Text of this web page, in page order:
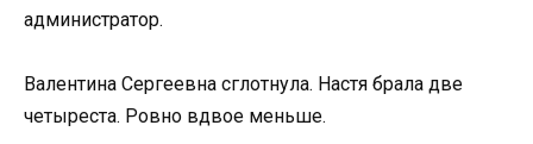
администратор.
Валентина Сергеевна сглотнула. Настя брала две
четыреста. Ровно вдвое меньше.